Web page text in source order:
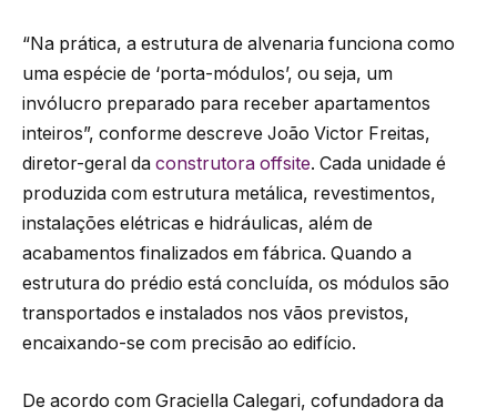
“Na prática, a estrutura de alvenaria funciona como
uma espécie de ‘porta-módulos’, ou seja, um
invólucro preparado para receber apartamentos
inteiros”, conforme descreve João Victor Freitas,
diretor-geral da construtora offsite. Cada unidade é
produzida com estrutura metálica, revestimentos,
instalações elétricas e hidráulicas, além de
acabamentos finalizados em fábrica. Quando a
estrutura do prédio está concluída, os módulos são
transportados e instalados nos vãos previstos,
encaixando-se com precisão ao edifício.
De acordo com Graciella Calegari, cofundadora da